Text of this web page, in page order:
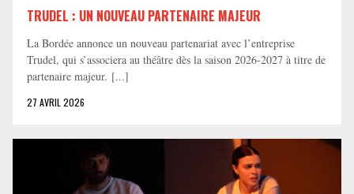
TRUDEL : UN NOUVEAU PARTENAIRE MAJEUR
La Bordée annonce un nouveau partenariat avec l’entreprise
Trudel, qui s’associera au théâtre dès la saison 2026-2027 à titre de
partenaire majeur. [...]
27 AVRIL 2026